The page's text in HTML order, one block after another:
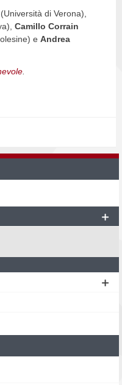
(Università di Verona),
Camillo Corrain
e Andrea
.